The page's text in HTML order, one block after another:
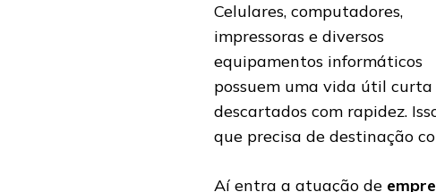
Celulares, computadores,
impressoras e diversos
equipamentos informáticos
possuem uma vida útil curta
descartados com rapidez.
que precisa de destinação
Aí entra a atuação de